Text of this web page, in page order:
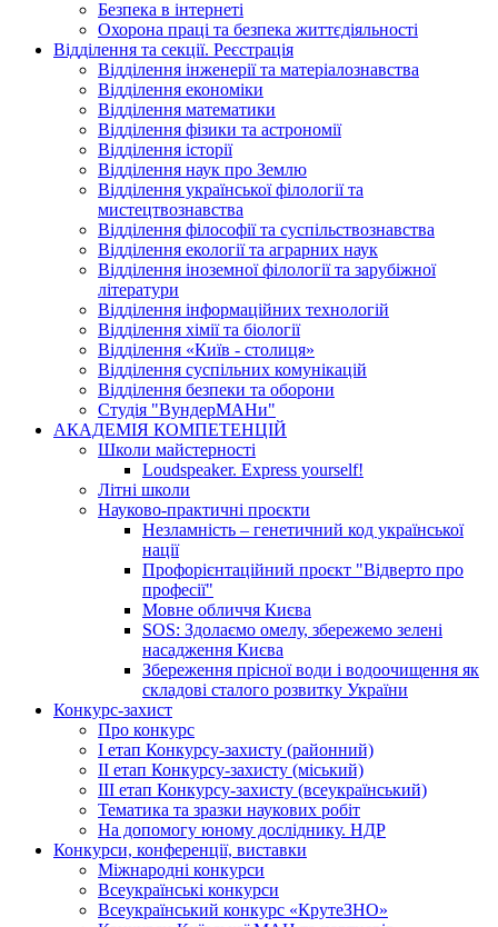
Безпека в інтернеті
Охорона праці та безпека життєдіяльності
Відділення та секції. Реєстрація
Відділення інженерії та матеріалознавства
Відділення економіки
Відділення математики
Відділення фізики та астрономії
Відділення історії
Відділення наук про Землю
Відділення української філології та
мистецтвознавства
Відділення філософії та суспільствознавства
Відділення екології та аграрних наук
Відділення іноземної філології та зарубіжної
літератури
Відділення інформаційних технологій
Відділення хімії та біології
Відділення «Київ - столиця»
Відділення суспільних комунікацій
Відділення безпеки та оборони
Студія "ВундерМАНи"
АКАДЕМІЯ КОМПЕТЕНЦІЙ
Школи майстерності
Loudspeaker. Express yourself!
Літні школи
Науково-практичні проєкти
Незламність – генетичний код української
нації
Профорієнтаційний проєкт "Відверто про
професії"
Мовне обличчя Києва
SOS: Здолаємо омелу, збережемо зелені
насадження Києва
Збереження прісної води і водоочищення як
складові сталого розвитку України
Конкурс-захист
Про конкурс
І етап Конкурсу-захисту (районний)
ІІ етап Конкурсу-захисту (міський)
ІІІ етап Конкурсу-захисту (всеукраїнський)
Тематика та зразки наукових робіт
На допомогу юному досліднику. НДР
Конкурси, конференції, виставки
Міжнародні конкурси
Всеукраїнські конкурси
Всеукраїнський конкурс «КрутеЗНО»